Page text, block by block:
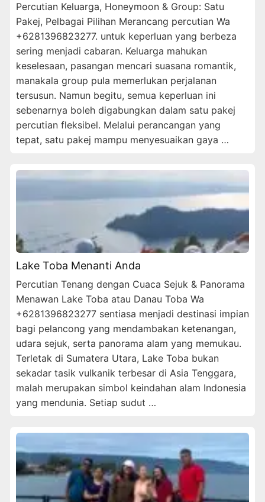
Percutian Keluarga, Honeymoon & Group: Satu
Pakej, Pelbagai Pilihan Merancang percutian Wa
+6281396823277. untuk keperluan yang berbeza
sering menjadi cabaran. Keluarga mahukan
keselesaan, pasangan mencari suasana romantik,
manakala group pula memerlukan perjalanan
tersusun. Namun begitu, semua keperluan ini
sebenarnya boleh digabungkan dalam satu pakej
percutian fleksibel. Melalui perancangan yang
tepat, satu pakej mampu menyesuaikan gaya …
Lake Toba Menanti Anda
Percutian Tenang dengan Cuaca Sejuk & Panorama
Menawan Lake Toba atau Danau Toba Wa
+6281396823277 sentiasa menjadi destinasi impian
bagi pelancong yang mendambakan ketenangan,
udara sejuk, serta panorama alam yang memukau.
Terletak di Sumatera Utara, Lake Toba bukan
sekadar tasik vulkanik terbesar di Asia Tenggara,
malah merupakan simbol keindahan alam Indonesia
yang mendunia. Setiap sudut …